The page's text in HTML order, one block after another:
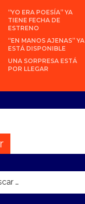
“YO ERA POESÍA” YA
TIENE FECHA DE
ESTRENO
“EN MANOS AJENAS” YA
ESTÁ DISPONIBLE
UNA SORPRESA ESTÁ
POR LLEGAR